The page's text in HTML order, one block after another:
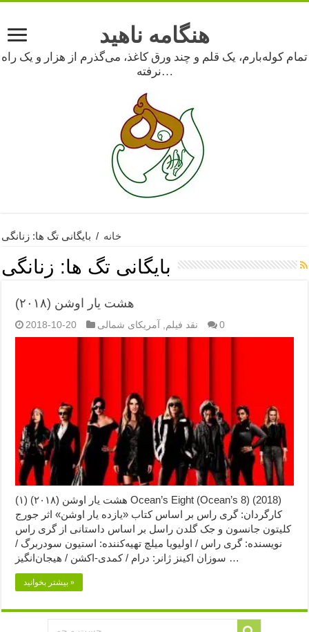
هنگامه ناهید
تمام کوله‌بارم، یک قلم و چند ورق کاغذ، می‌گذرم از هزار و یک راه
نرفته…
خانه / بایگانی تگ ها: زنانگی
بایگانی تگ ها: زنانگی
هشت یار اوشن (۲۰۱۸)
2018-10-20 نقد فیلم آمریکای شمالی 0
هشت یار اوشن (۲۰۱۸) (۱) Ocean’s Eight (Ocean’s 8) (2018)
کارگردان: گری راس بر اساس کتاب «یازده یار اوشن» اثر جورج
کلیتون جانسون و جک گلدن راسل بر اساس داستانی از گری راس
نویسنده: گری راس / اولیویا میلچ تهیه‌کننده: استیون سودربرگ /
سوزان اکینز ژانر: درام / کمدی-اکشن / هیجان‌انگیز …
بیشتر بخوانید »